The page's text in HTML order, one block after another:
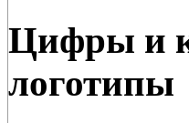
Цифры и
логотипы